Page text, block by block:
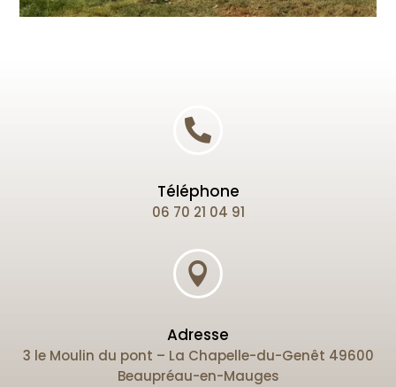

Téléphone
06 70 21 04 91

Adresse
3 le Moulin du pont – La Chapelle-du-Genêt 49600
Beaupréau-en-Mauges